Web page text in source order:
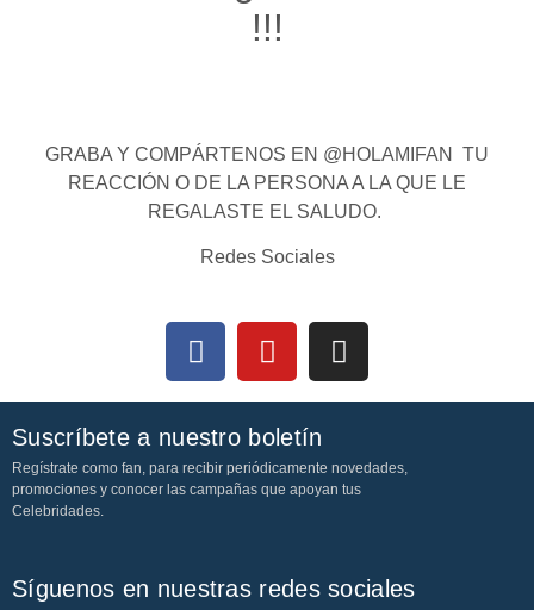
!!!
GRABA Y COMPÁRTENOS EN @HOLAMIFAN TU
REACCIÓN O DE LA PERSONA A LA QUE LE
REGALASTE EL SALUDO.
Redes Sociales
Suscríbete a nuestro boletín
Regístrate como fan, para recibir periódicamente novedades,
promociones y conocer las campañas que apoyan tus
Celebridades.
Síguenos en nuestras redes sociales